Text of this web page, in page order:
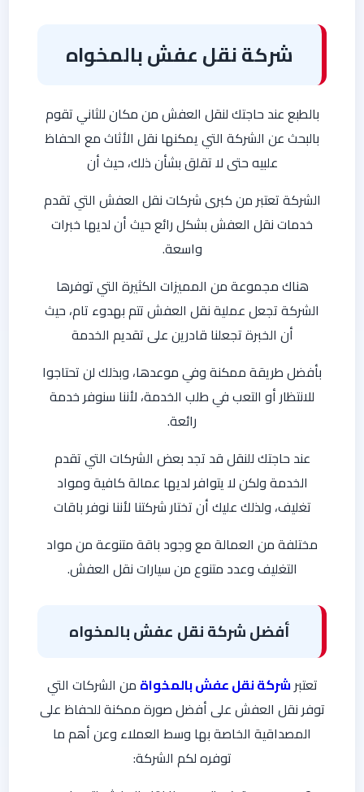
شركة نقل عفش بالمخواه
بالطبع عند حاجتك لنقل العفش من مكان للثاني تقوم
بالبحث عن الشركة التي يمكنها نقل الأثاث مع الحفاظ
علبيه حتى لا تقلق بشأن ذلك، حيث أن
الشركة تعتبر من كبرى شركات نقل العفش التي تقدم
خدمات نقل العفش بشكل رائع حيث أن لديها خبرات
واسعة.
هناك مجموعة من المميزات الكثيرة التي توفرها
الشركة تجعل عملية نقل العفش تتم بهدوء تام، حيث
أن الخبرة تجعلنا قادرين على تقديم الخدمة
بأفضل طريقة ممكنة وفي موعدها، وبذلك لن تحتاجوا
للانتظار أو التعب في طلب الخدمة، لأننا سنوفر خدمة
رائعة.
عند حاجتك للنقل قد تجد بعض الشركات التي تقدم
الخدمة ولكن لا يتوافر لديها عمالة كافية ومواد
تغليف، ولذلك عليك أن تختار شركتنا لأننا نوفر باقات
مختلفة من العمالة مع وجود باقة متنوعة من مواد
التغليف وعدد متنوع من سيارات نقل العفش.
أفضلشركة نقل عفش بالمخواه
تعتبرشركة نقل عفش بالمخواة من الشركات التي
توفر نقل العفش على أفضل صورة ممكنة للحفاظ على
المصداقية الخاصة بها وسط العملاء وعن أهم ما
توفره لكم الشركة: